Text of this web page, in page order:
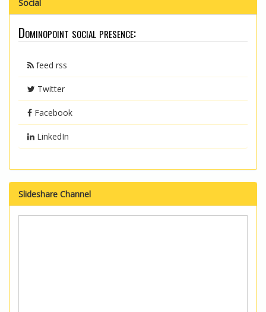
Social
Dominopoint social presence:
feed rss
Twitter
Facebook
LinkedIn
Slideshare Channel